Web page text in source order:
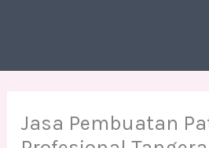
Jasa Pembuatan